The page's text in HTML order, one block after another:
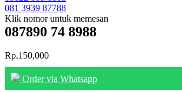
081 3939 87788
Klik nomor untuk memesan
087890 74 8988
Rp.150,000
Order via Whatsapp